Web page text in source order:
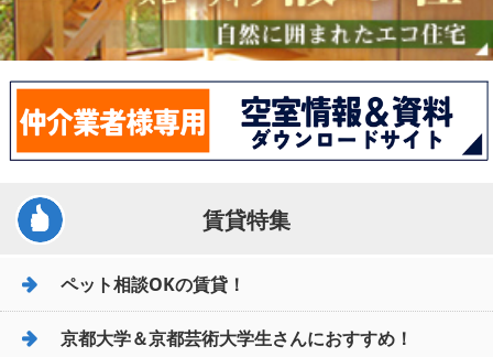
賃貸特集
ペット相談OKの賃貸！
京都大学＆京都芸術大学生さんにおすすめ！